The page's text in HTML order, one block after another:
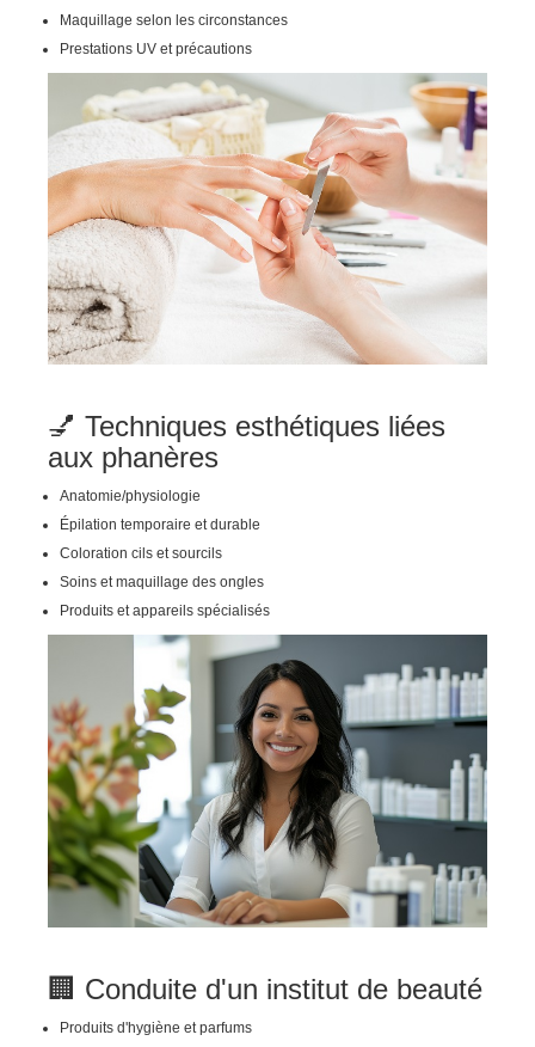
Maquillage selon les circonstances
Prestations UV et précautions
💅 Techniques esthétiques liées
aux phanères
Anatomie/physiologie
Épilation temporaire et durable
Coloration cils et sourcils
Soins et maquillage des ongles
Produits et appareils spécialisés
🏢 Conduite d'un institut de beauté
Produits d'hygiène et parfums